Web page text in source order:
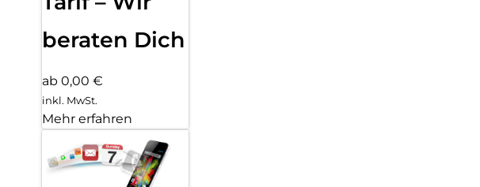
beraten Dich
ab 0,00 €
inkl. MwSt.
Mehr erfahren